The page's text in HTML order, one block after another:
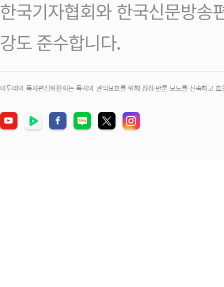
한국기자협회와 한국신문방송
강도 준수합니다.
이투데이 독자편집위원회는 독자의 권익보호를 위해 정정‧반론 보도를 신속하고